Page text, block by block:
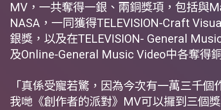
MV，一共奪得一銀、兩銅獎項，包括與
NASA，一同獲得TELEVISION-Craft
銀獎，以及在TELEVISION- General
及Online-General Music Video中各奪得
「真係受寵若驚，因為今次有一萬三千個
我哋《創作者的派對》MV可以攞到三個